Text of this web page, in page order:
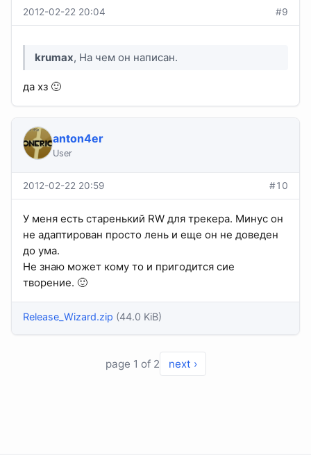
2012-02-22 20:04 #9
krumax, На чем он написан.
да хз 🙂
anton4er
User
2012-02-22 20:59 #10
У меня есть старенький RW для трекера. Минус он
не адаптирован просто лень и еще он не доведен
до ума.
Не знаю может кому то и пригодится сие
творение. 🙂
Release_Wizard.zip (44.0 KiB)
page 1 of 2 next ›